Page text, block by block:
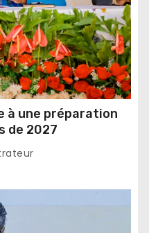
à une préparation
de 2027